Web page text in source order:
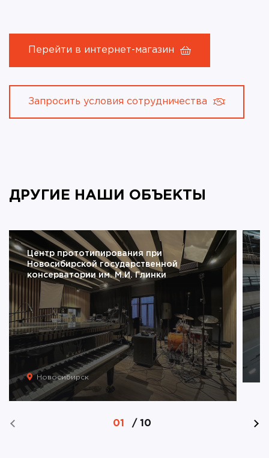
Перейти в интернет-магазин
Запросить условия сотрудничества
ДРУГИЕ НАШИ ОБЪЕКТЫ
Центр прототипирования при
Новосибирской государственной
консерватории им. М.И. Глинки
Новосибирск
01 / 10